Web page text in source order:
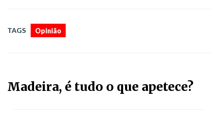
TAGS Opinião
Madeira, é tudo o que apetece?